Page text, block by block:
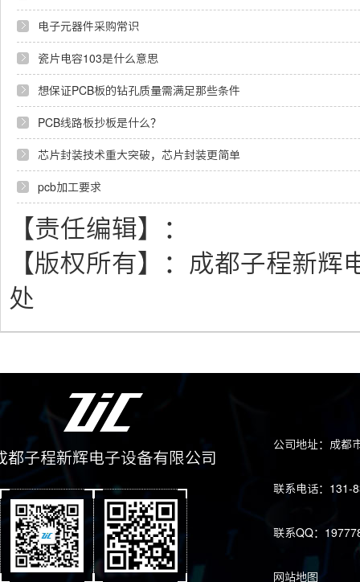
电子元器件采购常识
瓷片电容103是什么意思
想保证PCB板的钻孔质量需满足那些条件
PCB线路板抄板是什么？
芯片封装技术重大突破，芯片封装更简单
pcb加工要求
【责任编辑】：
【版权所有】： 成都子程新辉
处
都子程新辉电子设备有限公司
公司地址：成都
联系电话：131-
联系QQ：
网站地图